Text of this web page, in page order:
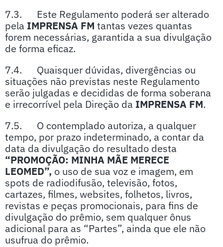
7.3. Este Regulamento poderá ser alterado
pela IMPRENSA FM tantas vezes quantas
forem necessárias, garantida a sua divulgação
de forma eficaz.
7.4. Quaisquer dúvidas, divergências ou
situações não previstas neste Regulamento
serão julgadas e decididas de forma soberana
e irrecorrível pela Direção da IMPRENSA FM.
7.5. O contemplado autoriza, a qualquer
tempo, por prazo indeterminado, a contar da
data da divulgação do resultado desta
“PROMOÇÃO: MINHA MÃE MERECE
LEOMED”, o uso de sua voz e imagem, em
spots de radiodifusão, televisão, fotos,
cartazes, filmes, websites, folhetos, livros,
revistas e peças promocionais, para fins de
divulgação do prêmio, sem qualquer ônus
adicional para as “Partes”, ainda que ele não
usufrua do prêmio.